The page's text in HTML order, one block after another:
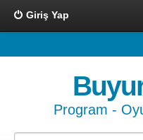
Giriş Yap
Program -